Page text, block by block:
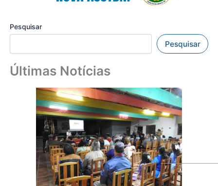
Pesquisar
Pesquisar
Últimas Notícias